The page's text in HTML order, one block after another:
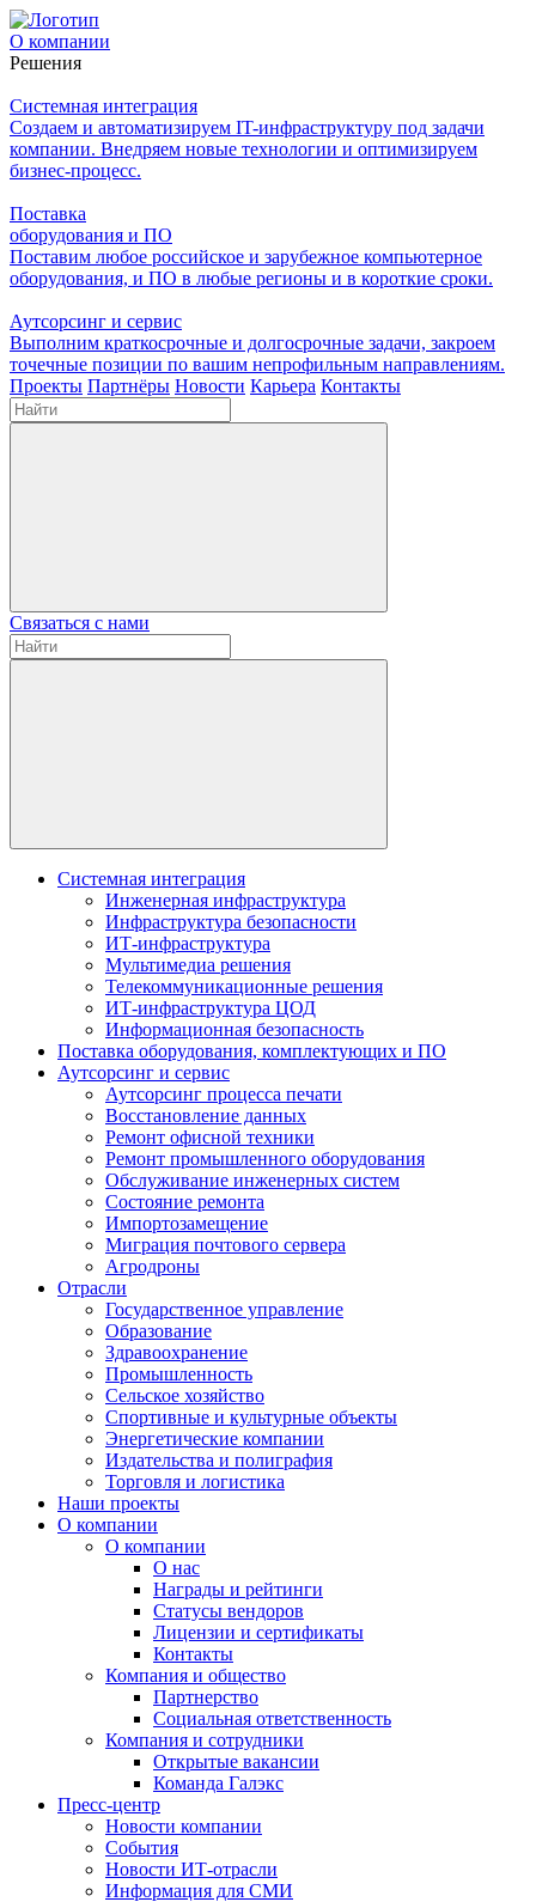
О компании
Решения
Системная интеграция
Создаем и автоматизируем IT-инфраструктуру под задачи
компании. Внедряем новые технологии и оптимизируем
бизнес-процесс.
Поставка
оборудования и ПО
Поставим любое российское и зарубежное компьютерное
оборудования, и ПО в любые регионы и в короткие сроки.
Аутсорсинг и сервис
Выполним краткосрочные и долгосрочные задачи, закроем
точечные позиции по вашим непрофильным направлениям.
Проекты Партнёры Новости Карьера Контакты
Связаться с нами
Системная интеграция
Инженерная инфраструктура
Инфраструктура безопасности
ИТ-инфраструктура
Мультимедиа решения
Телекоммуникационные решения
ИТ-инфраструктура ЦОД
Информационная безопасность
Поставка оборудования, комплектующих и ПО
Аутсорсинг и сервис
Аутсорсинг процесса печати
Восстановление данных
Ремонт офисной техники
Ремонт промышленного оборудования
Обслуживание инженерных систем
Состояние ремонта
Импортозамещение
Миграция почтового сервера
Агродроны
Отрасли
Государственное управление
Образование
Здравоохранение
Промышленность
Сельское хозяйство
Спортивные и культурные объекты
Энергетические компании
Издательства и полиграфия
Торговля и логистика
Наши проекты
О компании
О компании
О нас
Награды и рейтинги
Статусы вендоров
Лицензии и сертификаты
Контакты
Компания и общество
Партнерство
Социальная ответственность
Компания и сотрудники
Открытые вакансии
Команда Галэкс
Пресс-центр
Новости компании
События
Новости ИТ-отрасли
Информация для СМИ